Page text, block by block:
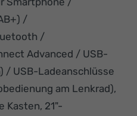
/
/
Advanced / USB-
/ USB-Ladeanschlüsse
am Lenkrad),
Kasten, 21"-